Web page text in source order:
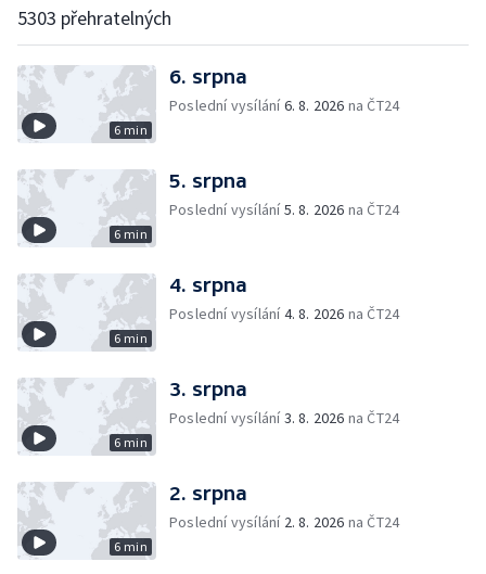
5303 přehratelných
6 min
6. srpna
Poslední vysílání6. 8. 2026 na ČT24
6 min
5. srpna
Poslední vysílání5. 8. 2026 na ČT24
6 min
4. srpna
Poslední vysílání4. 8. 2026 na ČT24
6 min
3. srpna
Poslední vysílání3. 8. 2026 na ČT24
6 min
2. srpna
Poslední vysílání 2. 8. 2026 na ČT24